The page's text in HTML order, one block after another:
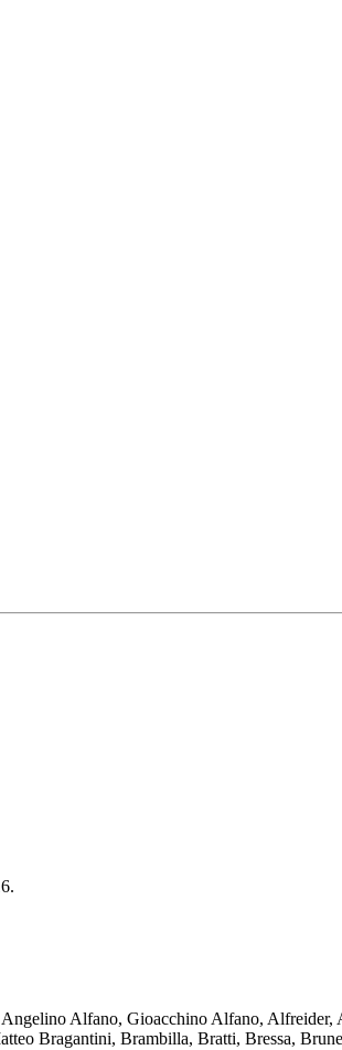
Alfano, Gioacchino Alfano,
Bragantini, Brambilla, Bratti, Bressa,